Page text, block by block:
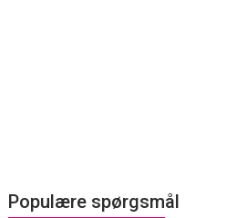
Populære spørgsmål